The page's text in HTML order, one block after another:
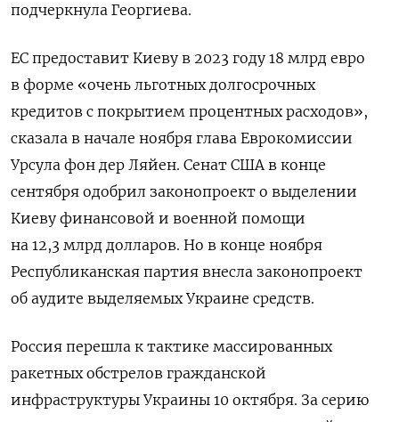
подчеркнула Георгиева.
ЕС предоставит Киеву в 2023 году 18 млрд евро
в форме «очень льготных долгосрочных
кредитов с покрытием процентных расходов»,
сказала в начале ноября глава Еврокомиссии
Урсула фон дер Ляйен. Сенат США в конце
сентября одобрил законопроект о выделении
Киеву финансовой и военной помощи
на 12,3 млрд долларов. Но в конце ноября
Республиканская партия внесла законопроект
об аудите выделяемых Украине средств.
Россия перешла к тактике массированных
ракетных обстрелов гражданской
инфраструктуры Украины 10 октября. За серию